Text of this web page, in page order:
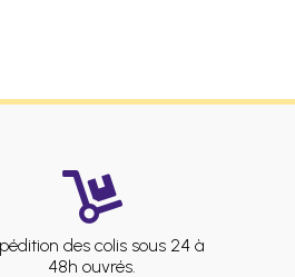
des colis sous 24 à
48h ouvrés.